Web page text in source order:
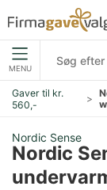
MENU
Gaver til kr.
560,-
Nordic Sense
Nordic